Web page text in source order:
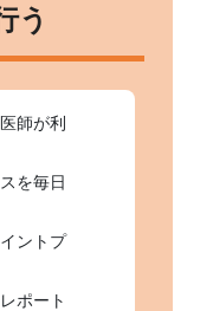
う
師が利
を毎日
ントプ
ポート